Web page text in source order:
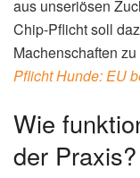
aus unseriösen
Chip-Pflicht soll
Machenschaften
Pflicht Hunde: EU
Wie
der Praxis?